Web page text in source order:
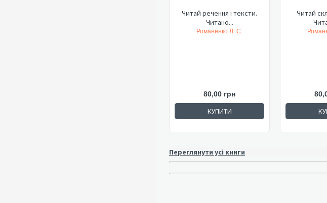
Читай речення і тексти.
Читано...
Романенко Л. С.
80,00 грн
КУПИТИ
Читай
Переглянути усі книги